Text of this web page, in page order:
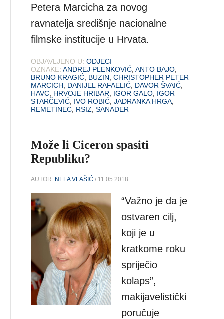
Petera Marcicha za novog
ravnatelja središnje nacionalne
filmske institucije u Hrvata.
OBJAVLJENO U: ODJECI
OZNAKE: ANDREJ PLENKOVIĆ ,ANTO BAJO
BRUNO KRAGIĆ BUZIN ,CHRISTOPHER PETER
MARCICH
DANIJEL RAFAELIĆ DAVOR ŠVAIĆ
HAVC HRVOJE HRIBAR IGOR GALO IGOR
STARČEVIĆ IVO ROBIĆ ,JADRANKA HRGA
REMETINEC RSIZ ,SANADER
Može li Ciceron spasiti
Republiku?
AUTOR: NELA VLAŠIĆ / 11.05.2018.
“Važno je da je
ostvaren cilj,
koji je u
kratkome roku
spriječio
kolaps”,
makijavelistički
poručuje